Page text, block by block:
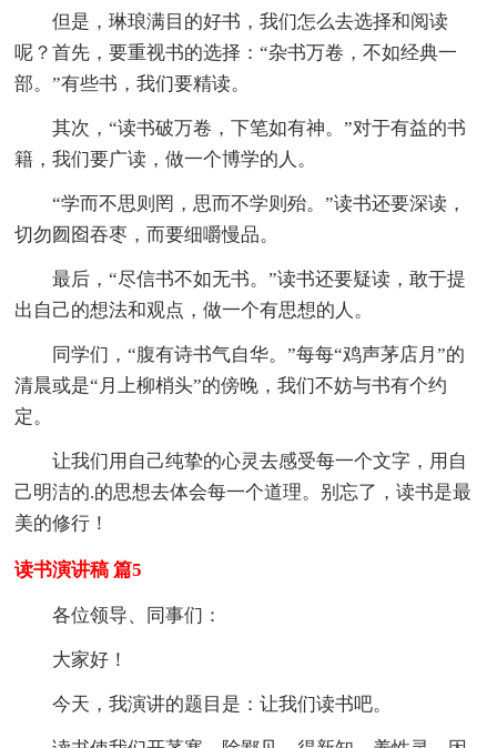
但是，琳琅满目的好书，我们怎么去选择和阅读
呢？首先，要重视书的选择：“杂书万卷，不如经典一
部。”有些书，我们要精读。
其次，“读书破万卷，下笔如有神。”对于有益的书
籍，我们要广读，做一个博学的人。
“学而不思则罔，思而不学则殆。”读书还要深读，
切勿囫囵吞枣，而要细嚼慢品。
最后，“尽信书不如无书。”读书还要疑读，敢于提
出自己的想法和观点，做一个有思想的人。
同学们，“腹有诗书气自华。”每每“鸡声茅店月”的
清晨或是“月上柳梢头”的傍晚，我们不妨与书有个约
定。
让我们用自己纯挚的心灵去感受每一个文字，用自
己明洁的.的思想去体会每一个道理。别忘了，读书是最
美的修行！
读书演讲稿 篇5
各位领导、同事们：
大家好！
今天，我演讲的题目是：让我们读书吧。